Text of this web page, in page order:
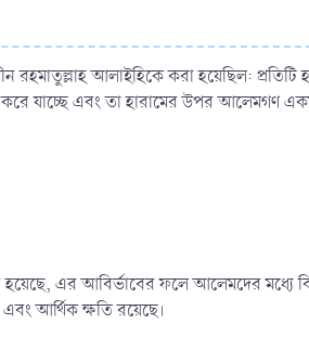
রহমাতুল্লাহ আলাইহিকে করা হয়েছিল:
করে যাচ্ছে এবং তা হারামের উপর আলেমগণ
এর আবির্ভাবের ফলে আলেমদের মধ্যে
আর্থিক ক্ষতি রয়েছে।